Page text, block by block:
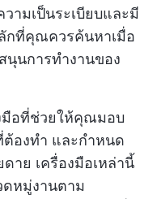
ามเป็นระเบียบและมี
ที่คุณควรค้นหาเมื่อ
นุนการทำงานของ
มือที่ช่วยให้คุณมอบ
ต้องทำ และกำหนด
าย เครื่องมือเหล่านี้
ดหมู่งานตาม